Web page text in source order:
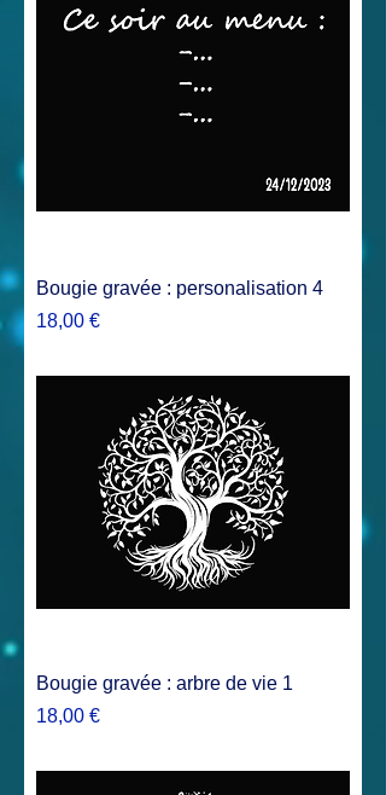
Bougie gravée : personalisation 4
Prix
18,00 €
Bougie gravée : arbre de vie 1
Prix
18,00 €